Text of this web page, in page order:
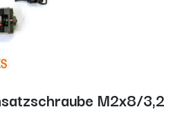
M2x8/3,2